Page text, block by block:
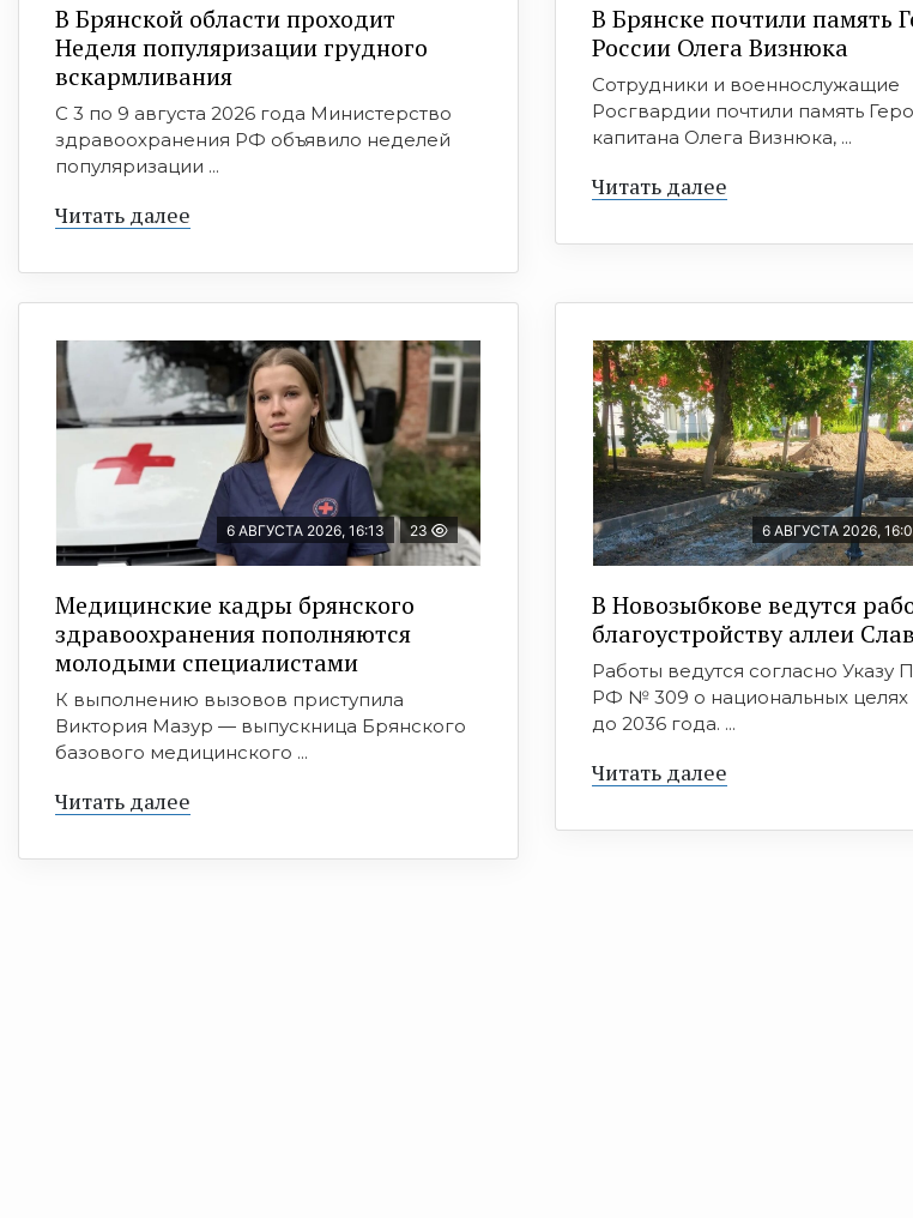
В Брянской области проходит
Неделя популяризации грудного
вскармливания
С 3 по 9 августа 2026 года Министерство
здравоохранения РФ объявило неделей
популяризации ...
Читать далее
В Брянске почтили память
России Олега Визнюка
Сотрудники и военнослужащие
Росгвардии почтили память
капитана Олега Визнюка, ...
Читать далее
6 АВГУСТА 2026, 16:13 23
Медицинские кадры брянского
здравоохранения пополняются
молодыми специалистами
К выполнению вызовов приступила
Виктория Мазур — выпускница Брянского
базового медицинского ...
Читать далее
6 АВГУСТА 2026,
В Новозыбкове ведутся
благоустройству аллеи
Работы ведутся согласно Указу
РФ № 309 о национальных целях
до 2036 года. ...
Читать далее